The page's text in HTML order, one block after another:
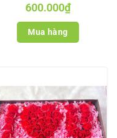
600.000₫
Mua hàng